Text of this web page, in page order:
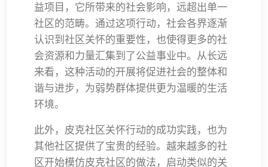
益项目，它所带来的社会影响，远超出单一
社区的范畴。通过这项行动，社会各界逐渐
认识到社区关怀的重要性，也使得更多的社
会资源和力量汇集到了公益事业中。从长远
来看，这种活动的开展将促进社会的整体和
谐与进步，为弱势群体提供更为温暖的生活
环境。
此外，皮克社区关怀行动的成功实践，也为
其他社区提供了宝贵的经验。越来越多的社
区开始模仿皮克社区的做法，启动类似的关